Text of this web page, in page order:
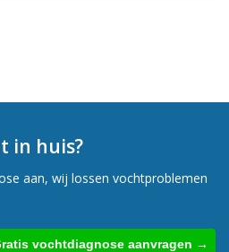
in huis?
aan, wij lossen vochtproblemen
vochtdiagnose aanvragen →